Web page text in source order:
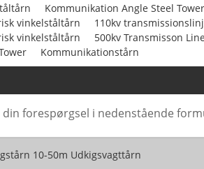
Kommunikation Angle Steel Tower
vinkelståltårn
110kv
vinkelståltårn
500kv Transmisson
Kommunikationstårn
forespørgsel i nedenstående